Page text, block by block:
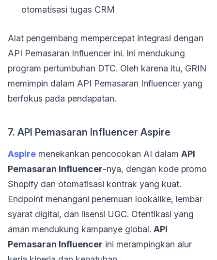
otomatisasi tugas CRM
Alat pengembang mempercepat integrasi dengan
API Pemasaran Influencer ini. Ini mendukung
program pertumbuhan DTC. Oleh karena itu, GRIN
memimpin dalam API Pemasaran Influencer yang
berfokus pada pendapatan.
7. API Pemasaran Influencer Aspire
Aspire menekankan pencocokan AI dalam API
Pemasaran Influencer-nya, dengan kode promo
Shopify dan otomatisasi kontrak yang kuat.
Endpoint menangani penemuan lookalike, lembar
syarat digital, dan lisensi UGC. Otentikasi yang
aman mendukung kampanye global. API
Pemasaran Influencer ini merampingkan alur